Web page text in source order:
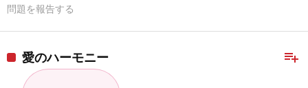
問題を報告する
playlist_add
愛のハーモニー